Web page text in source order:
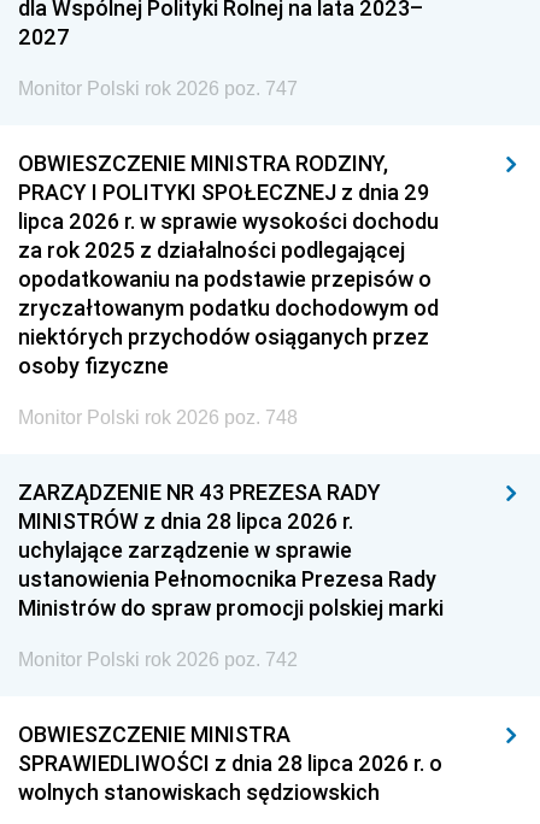
dla Wspólnej Polityki Rolnej na lata 2023–
2027
Monitor Polski rok 2026 poz. 747
OBWIESZCZENIE MINISTRA RODZINY,
PRACY I POLITYKI SPOŁECZNEJ z dnia 29
lipca 2026 r. w sprawie wysokości dochodu
za rok 2025 z działalności podlegającej
opodatkowaniu na podstawie przepisów o
zryczałtowanym podatku dochodowym od
niektórych przychodów osiąganych przez
osoby fizyczne
Monitor Polski rok 2026 poz. 748
ZARZĄDZENIE NR 43 PREZESA RADY
MINISTRÓW z dnia 28 lipca 2026 r.
uchylające zarządzenie w sprawie
ustanowienia Pełnomocnika Prezesa Rady
Ministrów do spraw promocji polskiej marki
Monitor Polski rok 2026 poz. 742
OBWIESZCZENIE MINISTRA
SPRAWIEDLIWOŚCI z dnia 28 lipca 2026 r. o
wolnych stanowiskach sędziowskich